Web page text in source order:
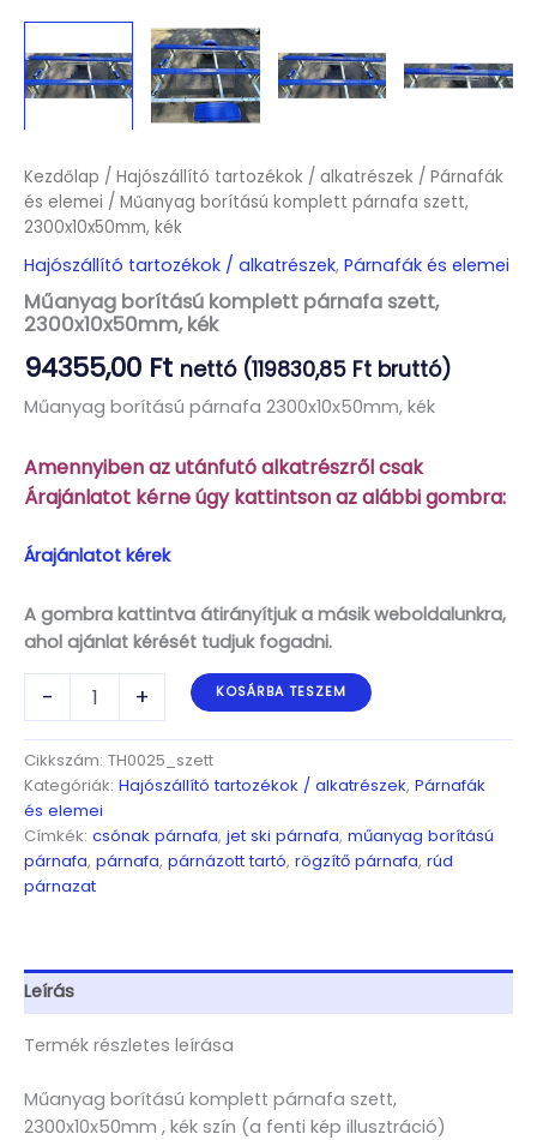
Kezdőlap / Hajószállító tartozékok / alkatrészek / Párnafák
és elemei / Műanyag borítású komplett párnafa szett,
2300x10x50mm, kék
Hajószállító tartozékok / alkatrészek, Párnafák és elemei
Műanyag borítású komplett párnafa szett,
2300x10x50mm, kék
94355,00 Ft nettó (119830,85 Ft bruttó)
Műanyag borítású párnafa 2300x10x50mm, kék
Amennyiben az utánfutó alkatrészről csak
Árajánlatot kérne úgy kattintson az alábbi gombra:
Árajánlatot kérek
A gombra kattintva átirányítjuk a másik weboldalunkra,
ahol ajánlat kérését tudjuk fogadni.
-
Műanyag
párnafa
szett,
2300x10x50mm,
kék
mennyiség
+ KOSÁRBA TESZEM
Cikkszám: TH0025_szett
Kategóriák: Hajószállító tartozékok / alkatrészek, Párnafák
és elemei
Címkék: csónak párnafa, jet ski párnafa, műanyag borítású
párnafa, párnafa, párnázott tartó, rögzítő párnafa, rúd
párnazat
Leírás
Termék részletes leírása
Műanyag borítású komplett párnafa szett,
2300x10x50mm , kék szín (a fenti kép illusztráció)